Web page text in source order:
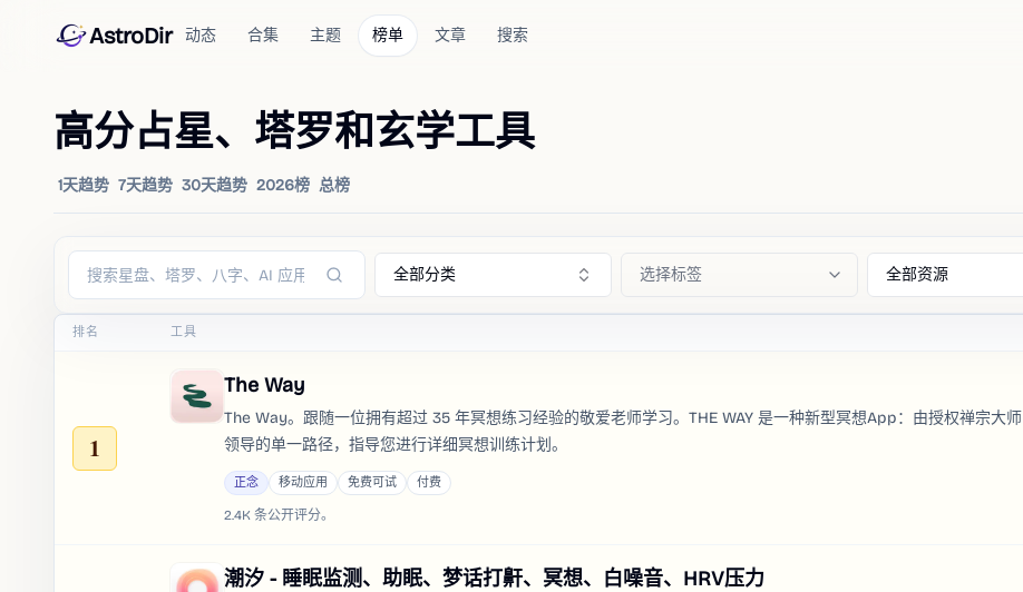
AstroDir 动态 合集 主题 榜单 文章 搜索
高分占星、塔罗和玄学工具
1天趋势 7天趋势 30天趋势 2026榜 总榜
全部分类 选择标签 全部资源
排名 工具
1
The Way
The Way。跟随一位拥有超过 35 年冥想练习经验的敬爱老师学习。THE WAY 是一种新型冥想App：由授权禅宗大师
领导的单一路径，指导您进行详细冥想训练计划。
正念 移动应用 免费可试 付费
2.4K 条公开评分。
潮汐 - 睡眠监测、助眠、梦话打鼾、冥想、白噪音、HRV压力